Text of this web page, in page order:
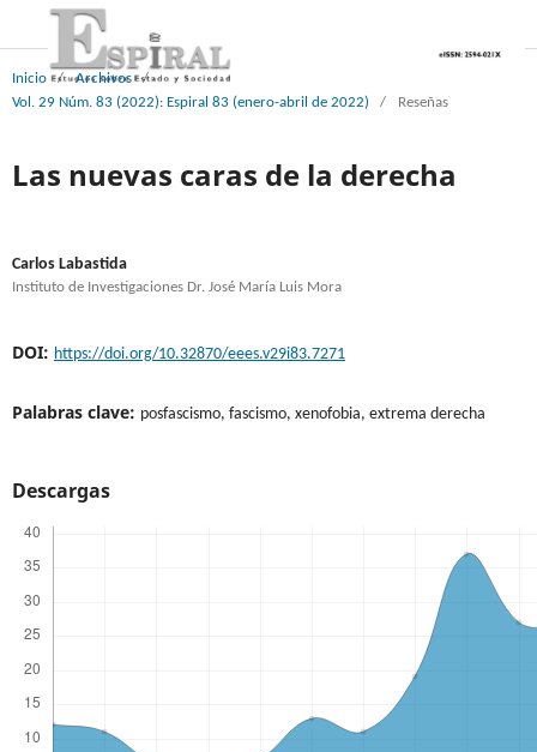
Inicio / Archivos
/
Vol. 29 Núm. 83 (2022): Espiral 83 (enero-abril de 2022)
/ Reseñas
Las nuevas caras de la derecha
Carlos Labastida
Instituto de Investigaciones Dr. José María Luis Mora
DOI: https://doi.org/10.32870/eees.v29i83.7271
Palabras clave: posfascismo, fascismo, xenofobia, extrema derecha
Descargas